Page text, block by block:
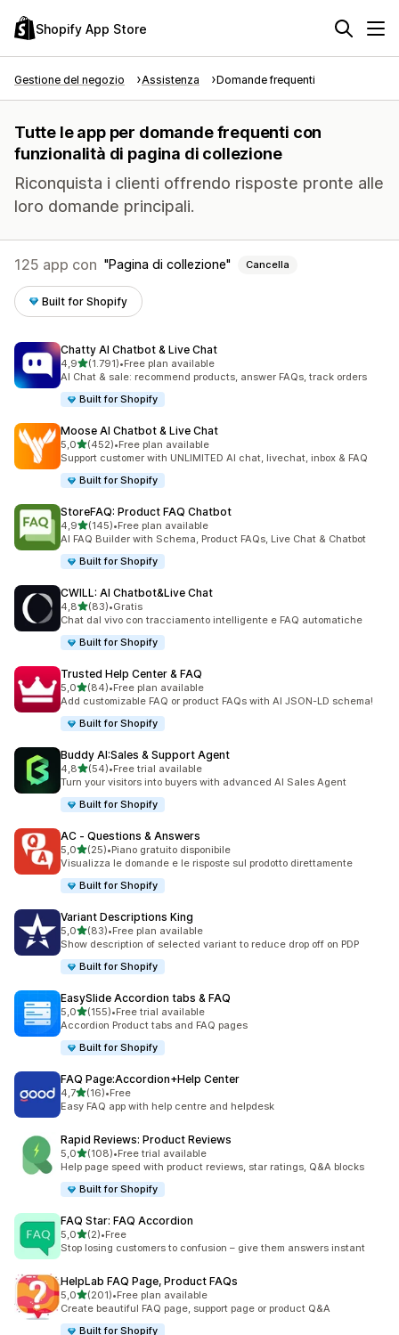
Shopify App Store
Gestione del negozio Assistenza Domande frequenti
Tutte le app per domande frequenti con
funzionalità di pagina di collezione
Riconquista i clienti offrendo risposte pronte alle
loro domande principali.
125 app con Pagina di collezione Cancella
Built for Shopify
Chatty AI Chatbot & Live Chat
4,9stelle su 5
(1.791)
1791 recensioni totali
•Free plan available
AI Chat & sale: recommend products, answer FAQs, track orders
Built for Shopify
Moose AI Chatbot & Live Chat
5,0stelle su 5
(452)
452 recensioni totali
•Free plan available
Support customer with UNLIMITED AI chat, livechat, inbox & FAQ
Built for Shopify
StoreFAQ: Product FAQ Chatbot
4,9stelle su 5
(145)
145 recensioni totali
•Free plan available
AI FAQ Builder with Schema, Product FAQs, Live Chat & Chatbot
Built for Shopify
CWILL: AI Chatbot&Live Chat
4,8stelle su 5
(83)
83 recensioni totali
•Gratis
Chat dal vivo con tracciamento intelligente e FAQ automatiche
Built for Shopify
Trusted Help Center & FAQ
5,0stelle su 5
(84)
84 recensioni totali
•Free plan available
Add customizable FAQ or product FAQs with AI JSON-LD schema!
Built for Shopify
Buddy AI:Sales & Support Agent
4,8stelle su 5
(54)
54 recensioni totali
•Free trial available
Turn your visitors into buyers with advanced AI Sales Agent
Built for Shopify
AC ‑ Questions & Answers
5,0stelle su 5
(25)
25 recensioni totali
•Piano gratuito disponibile
Visualizza le domande e le risposte sul prodotto direttamente
Built for Shopify
Variant Descriptions King
5,0stelle su 5
(83)
83 recensioni totali
•Free plan available
Show description of selected variant to reduce drop off on PDP
Built for Shopify
EasySlide Accordion tabs & FAQ
5,0stelle su 5
(155)
155 recensioni totali
•Free trial available
Accordion Product tabs and FAQ pages
Built for Shopify
FAQ Page:Accordion+Help Center
4,7stelle su 5
(16)
16 recensioni totali
•Free
Easy FAQ app with help centre and helpdesk
Rapid Reviews: Product Reviews
5,0stelle su 5
(108)
108 recensioni totali
•Free trial available
Help page speed with product reviews, star ratings, Q&A blocks
Built for Shopify
FAQ Star: FAQ Accordion
5,0stelle su 5
(2)
2 recensioni totali
•Free
Stop losing customers to confusion – give them answers instant
HelpLab FAQ Page, Product FAQs
5,0stelle su 5
(201)
201 recensioni totali
•Free plan available
Create beautiful FAQ page, support page or product Q&A
Built for Shopify